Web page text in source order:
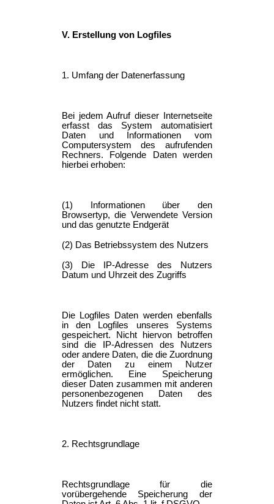
V. Erstellung von Logfiles
1. Umfang der Datenerfassung
Bei jedem Aufruf dieser Internetseite
erfasst das System automatisiert
Daten und Informationen vom
Computersystem des aufrufenden
Rechners. Folgende Daten werden
hierbei erhoben:
(1) Informationen über den
Browsertyp, die Verwendete Version
und das genutzte Endgerät
(2) Das Betriebssystem des Nutzers
(3) Die IP-Adresse des Nutzers
Datum und Uhrzeit des Zugriffs
Die Logfiles Daten werden ebenfalls
in den Logfiles unseres Systems
gespeichert. Nicht hiervon betroffen
sind die IP-Adressen des Nutzers
oder andere Daten, die die Zuordnung
der Daten zu einem Nutzer
ermöglichen. Eine Speicherung
dieser Daten zusammen mit anderen
personenbezogenen Daten des
Nutzers findet nicht statt.
2. Rechtsgrundlage
Rechtsgrundlage für die
vorübergehende Speicherung der